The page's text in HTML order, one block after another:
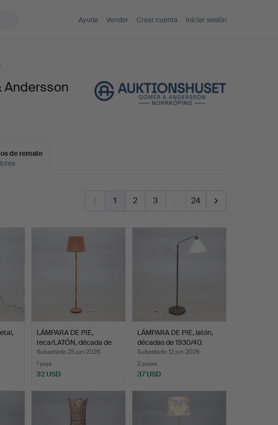
Ayuda Vender Crear cuenta Iniciar sesión
Andersson
de remate
lotes
1 2 3 … 24
LÁMPARA DE PIE,
teca/LATÓN, década de
1950.
Subastado 25 jun 2026
1 puja
32 USD
LÁMPARA DE PIE, latón,
décadas de 1930/40.
Subastado 12 jun 2026
2 pujas
37 USD